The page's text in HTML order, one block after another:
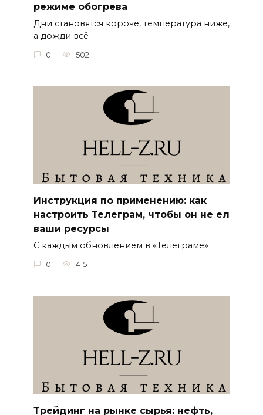
режиме обогрева
Дни становятся короче, температура ниже,
а дожди всё
0 502
Инструкция по применению: как
настроить Телеграм, чтобы он не ел
ваши ресурсы
С каждым обновлением в «Телеграме»
0 415
Трейдинг на рынке сырья: нефть,